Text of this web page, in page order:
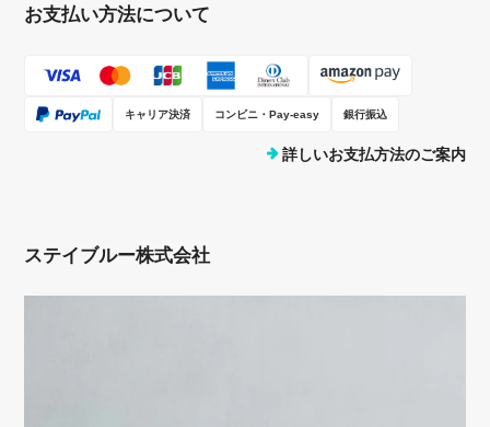
お支払い方法について
キャリア決済 コンビニ・Pay-easy 銀行振込
詳しいお支払方法のご案内
ステイブルー株式会社